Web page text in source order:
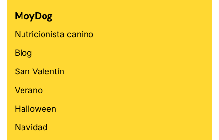
MoyDog
Nutricionista canino
Blog
San Valentín
Verano
Halloween
Navidad